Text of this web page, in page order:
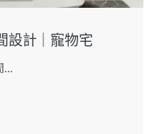
設計｜寵物宅